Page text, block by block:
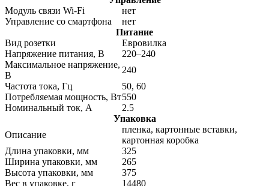
Модуль связи Wi-Fi
нет
Управление со смартфона
нет
Питание
Вид розетки
Евровилка
Напряжение питания, В
220–240
Максимальное напряжение,
В
240
Частота тока, Гц
50, 60
Потребляемая мощность, Вт550
Номинальный ток, А
2.5
Упаковка
Описание
пленка, картонные вставки,
картонная коробкa
Длина упаковки, мм
325
Ширина упаковки, мм
265
Высота упаковки, мм
375
Вес в упаковке, г
14480